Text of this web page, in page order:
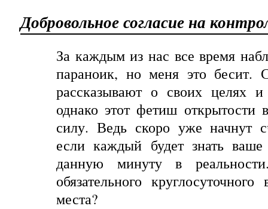
Добровольное согласие на
За каждым из нас все время
параноик, но меня это бесит.
рассказывают о своих целях
однако этот фетиш открытости
силу. Ведь скоро уже начнут
если каждый будет знать
данную минуту в
обязательного
места?